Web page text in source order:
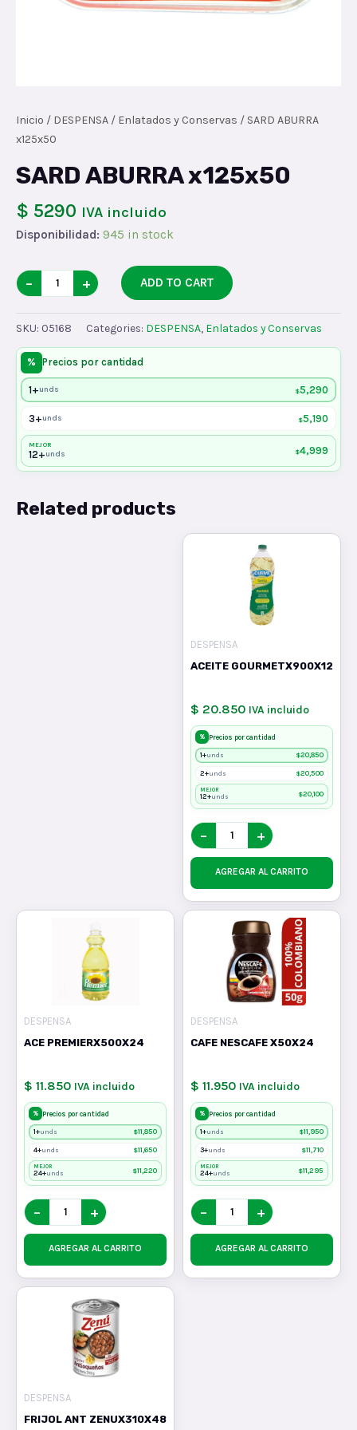
Inicio / DESPENSA / Enlatados y Conservas / SARD ABURRA
x125x50
SARD ABURRA x125x50
$ 5290 IVA incluido
Disponibilidad: 945 in stock
SARD
ABURRA
x125x50
quantity
− + ADD TO CART
SKU: 05168 Categories: DESPENSA, Enlatados y Conservas
% Precios por cantidad
1+unds $5,290
3+unds $5,190
MEJOR
12+unds $4,999
Related products
DESPENSA
ACEITE GOURMETX900X12
$ 20.850 IVA incluido
% Precios por cantidad
1+unds $20,850
2+unds $20,500
MEJOR
12+unds $20,100
− +
AGREGAR AL CARRITO
DESPENSA
ACE PREMIERX500X24
$ 11.850 IVA incluido
% Precios por cantidad
1+unds $11,850
4+unds $11,650
MEJOR
24+unds $11,220
− +
AGREGAR AL CARRITO
DESPENSA
CAFE NESCAFE X50X24
$ 11.950 IVA incluido
% Precios por cantidad
1+unds $11,950
3+unds $11,710
MEJOR
24+unds $11,295
− +
AGREGAR AL CARRITO
DESPENSA
FRIJOL ANT ZENUX310X48